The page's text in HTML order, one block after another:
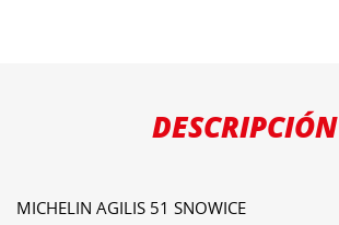
DESCRIPCIÓN
MICHELIN AGILIS 51 SNOWICE